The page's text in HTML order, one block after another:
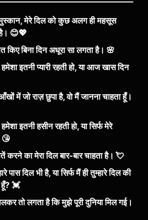
मुस्कान, मेरे दिल को कुछ अलग ही महसूस
😊💖
किए बिना दिन अधूरा सा लगता है। 🌸
इतनी प्यारी रहती हो, या आज खास दिन
आँखों में जो राज़ छुपा है, वो मैं जानना चाहता हूँ।
इतनी हसीन रहती हो, या सिर्फ मेरे
😘
करने का मेरा दिल बार-बार चाहता है। 💘
पास दिल भी है, या सिर्फ मैं ही तुम्हारे दिल की
💓
तो लगता है कि मुझे पूरी दुनिया मिल गई।